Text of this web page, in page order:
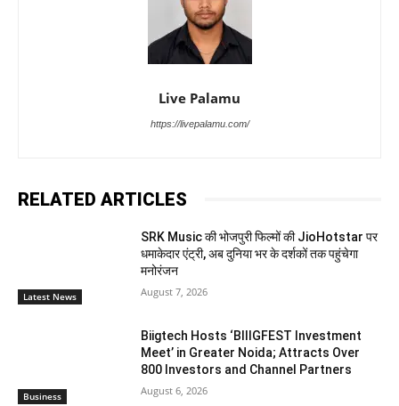
Live Palamu
https://livepalamu.com/
RELATED ARTICLES
Latest News
SRK Music की भोजपुरी फिल्मों की JioHotstar पर
धमाकेदार एंट्री, अब दुनिया भर के दर्शकों तक पहुंचेगा
मनोरंजन
August 7, 2026
Business
Biigtech Hosts ‘BIIIGFEST Investment
Meet’ in Greater Noida; Attracts Over
800 Investors and Channel Partners
August 6, 2026